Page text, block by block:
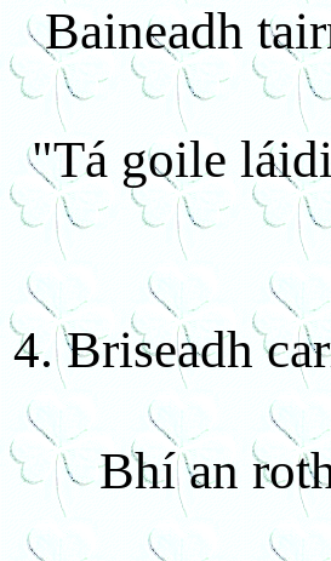
Baineadh
"Tá goile
4. Briseadh
Bhí an